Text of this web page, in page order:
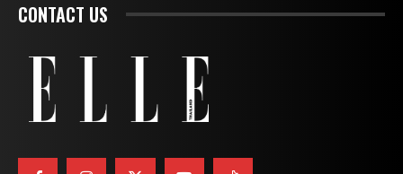
CONTACT US